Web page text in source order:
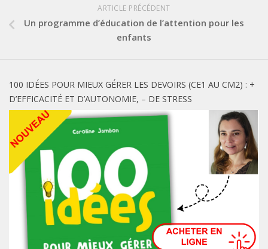
ARTICLE PRÉCÉDENT
Un programme d’éducation de l’attention pour les
enfants
100 IDÉES POUR MIEUX GÉRER LES DEVOIRS (CE1 AU CM2) : +
D’EFFICACITÉ ET D’AUTONOMIE, – DE STRESS